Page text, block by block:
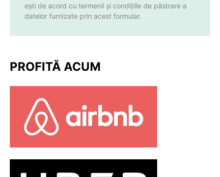
ești de acord cu termenii și condițiile de păstrare a
datelor furnizate prin acest formular.
PROFITĂ ACUM